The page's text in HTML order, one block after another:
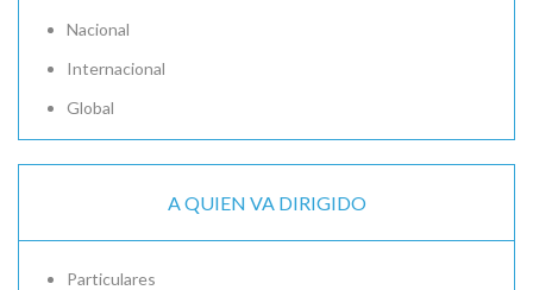
Nacional
Internacional
Global
A QUIEN VA DIRIGIDO
Particulares